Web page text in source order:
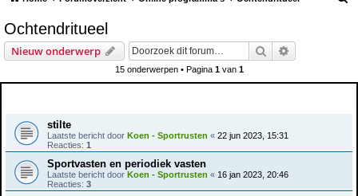
Ochtendritueel
Nieuw onderwerp Zoek
15 onderwerpen • Pagina 1van 1
stilte
Laatste bericht door Koen - Sportrusten « 22 jun 2023, 15:31
Reacties: 1
Sportvasten en periodiek vasten
Laatste bericht door Koen - Sportrusten « 16 jan 2023, 20:46
Reacties: 3